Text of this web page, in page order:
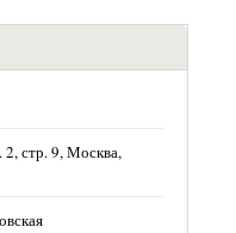
2, стр. 9, Москва,